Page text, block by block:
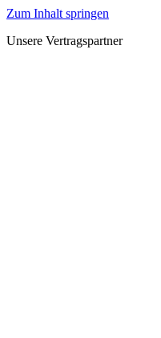
Zum Inhalt springen
Unsere Vertragspartner